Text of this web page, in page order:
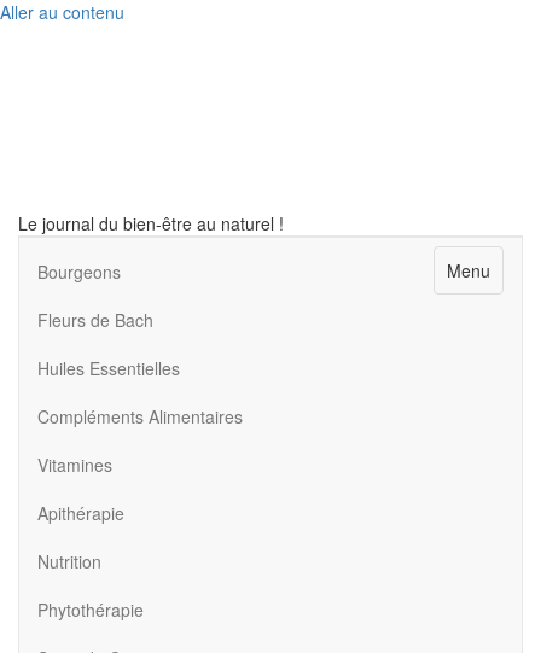
Aller au contenu
Le journal du bien-être au naturel !
Menu
Bourgeons
Fleurs de Bach
Huiles Essentielles
Compléments Alimentaires
Vitamines
Apithérapie
Nutrition
Phytothérapie